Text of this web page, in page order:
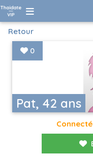
Retour
Pat, 42 ans
0